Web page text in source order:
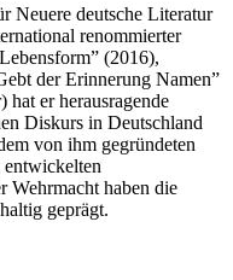
Neuere deutsche Literatur
renommierter
(2016),
der Erinnerung Namen”
hat er herausragende
Diskurs in Deutschland
von ihm gegründeten
Wehrmacht haben die
geprägt.